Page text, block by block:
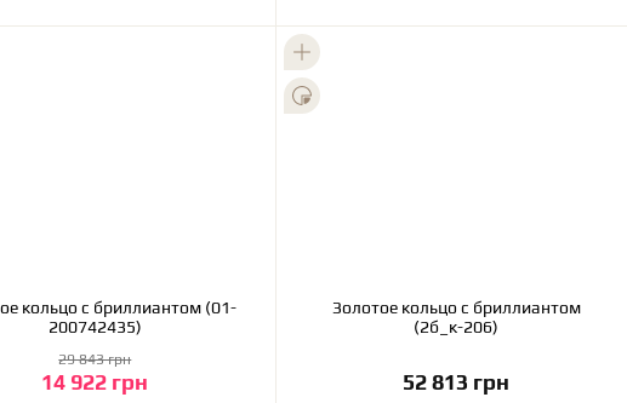
кольцо с бриллиантом (01-
200742435)
14 922 грн
29 843 грн
В корзину
Золотое кольцо с бриллиантом
(2б_к-206)
52 813 грн
В корзину